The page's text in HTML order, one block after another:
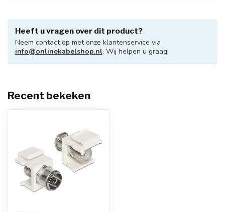
Heeft u vragen over dit product?
Neem contact op met onze klantenservice via
info@onlinekabelshop.nl. Wij helpen u graag!
Recent bekeken